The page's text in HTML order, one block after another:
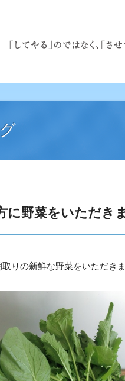
に野菜をいただき
りの新鮮な野菜をいただき